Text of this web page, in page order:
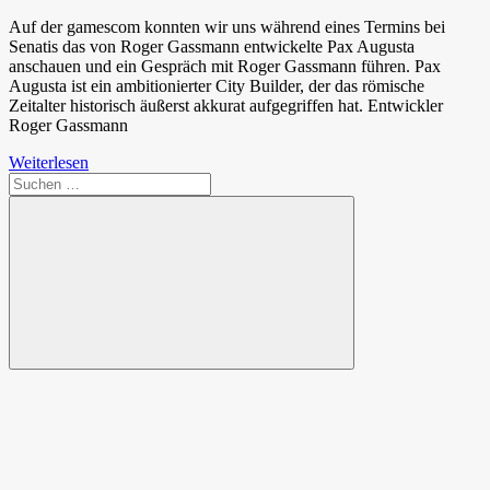
Auf der gamescom konnten wir uns während eines Termins bei
Senatis das von Roger Gassmann entwickelte Pax Augusta
anschauen und ein Gespräch mit Roger Gassmann führen. Pax
Augusta ist ein ambitionierter City Builder, der das römische
Zeitalter historisch äußerst akkurat aufgegriffen hat. Entwickler
Roger Gassmann
Weiterlesen
Suchen
nach:
Suchen